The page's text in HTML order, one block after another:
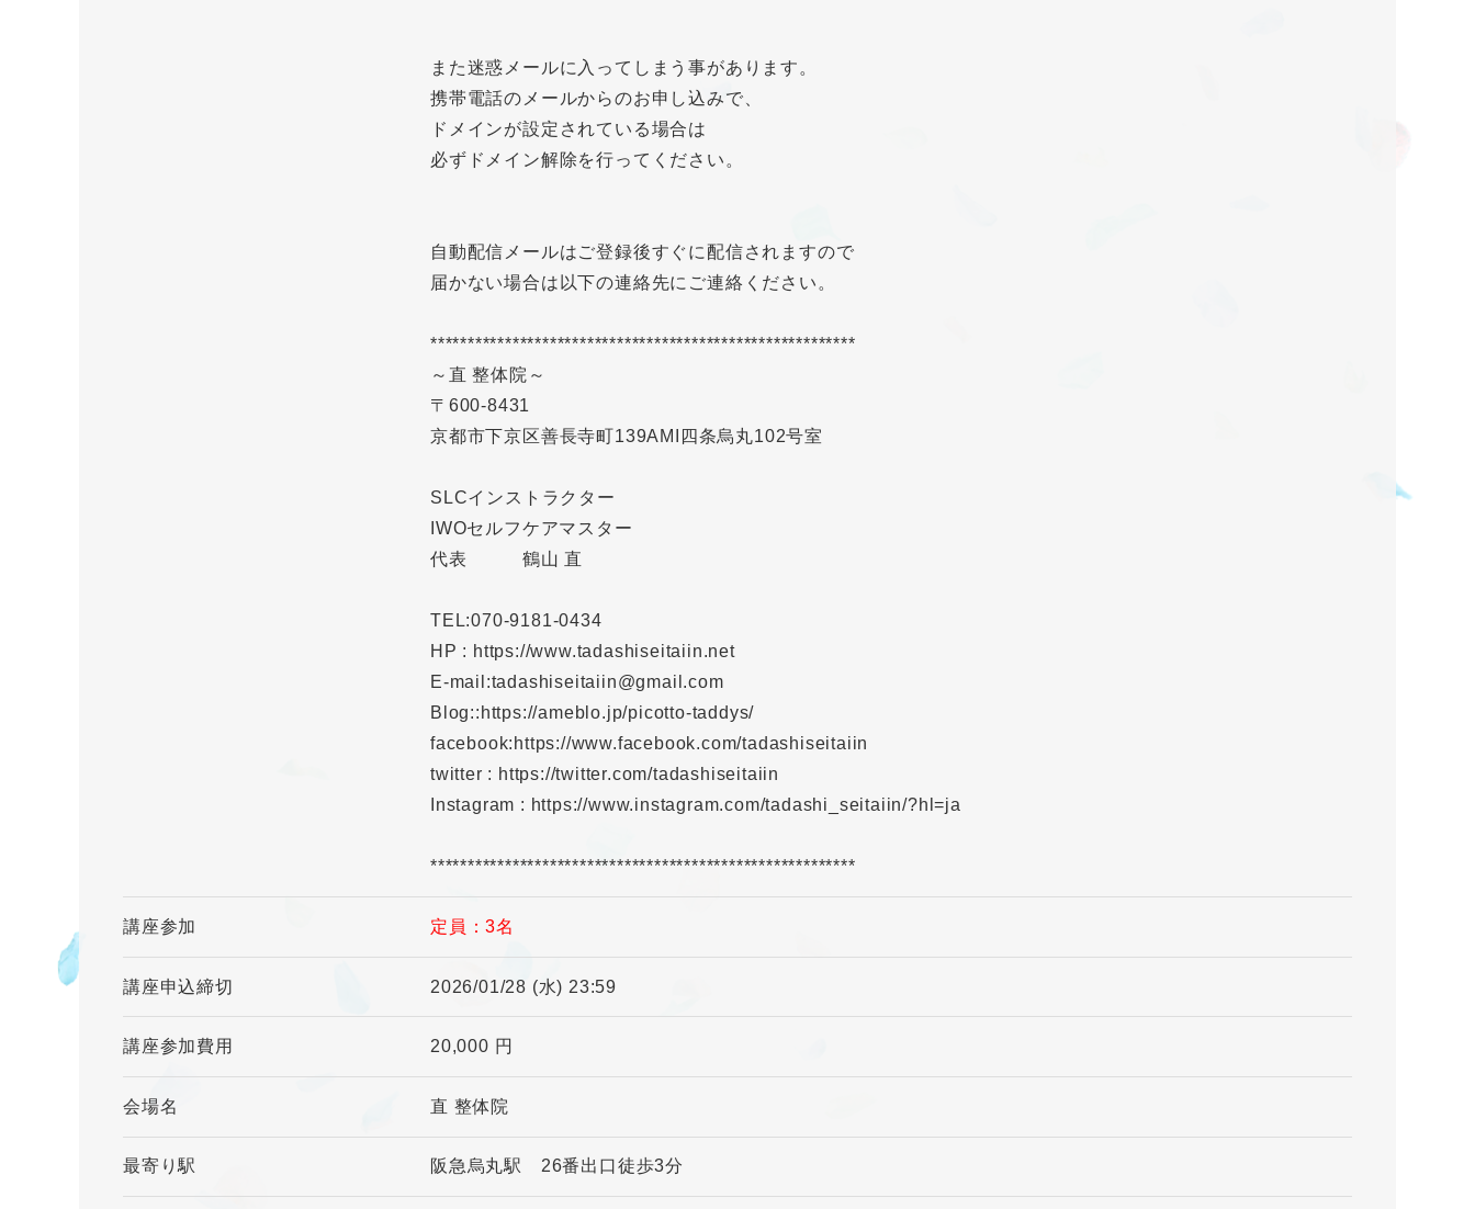
また迷惑メールに入ってしまう事があります。
携帯電話のメールからのお申し込みで、
ドメインが設定されている場合は
必ずドメイン解除を行ってください。
自動配信メールはご登録後すぐに配信されますので
届かない場合は以下の連絡先にご連絡ください。
*********************************************************
～直 整体院～
〒600-8431
京都市下京区善長寺町139AMI四条烏丸102号室
SLCインストラクター
IWOセルフケアマスター
代表 鶴山 直
TEL:070-9181-0434
HP : https://www.tadashiseitaiin.net
E-mail:tadashiseitaiin@gmail.com
Blog::https://ameblo.jp/picotto-taddys/
facebook:https://www.facebook.com/tadashiseitaiin
twitter : https://twitter.com/tadashiseitaiin
Instagram : https://www.instagram.com/tadashi_seitaiin/?hl=ja
*********************************************************
講座参加 定員：3名
講座申込締切 2026/01/28 (水) 23:59
講座参加費用 20,000 円
会場名 直 整体院
最寄り駅 阪急烏丸駅 26番出口徒歩3分